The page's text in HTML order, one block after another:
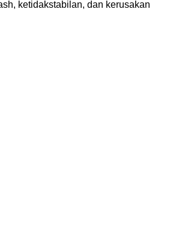
ketidakstabilan, dan kerusakan